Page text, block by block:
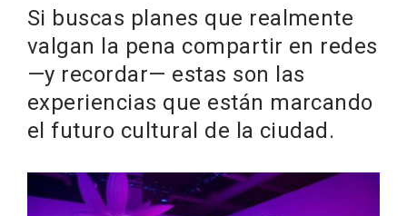
Si buscas planes que realmente
valgan la pena compartir en redes
—y recordar— estas son las
experiencias que están marcando
el futuro cultural de la ciudad.